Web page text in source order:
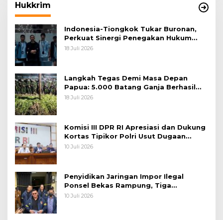
Hukkrim
Indonesia-Tiongkok Tukar Buronan,
Perkuat Sinergi Penegakan Hukum
Lintas Negara
18 Juli 2026
Langkah Tegas Demi Masa Depan
Papua: 5.000 Batang Ganja Berhasil
Diungkap Koops TNI Habema
18 Juli 2026
Komisi III DPR RI Apresiasi dan Dukung
Kortas Tipikor Polri Usut Dugaan
Korupsi Batu Bara
10 Juli 2026
Penyidikan Jaringan Impor Ilegal
Ponsel Bekas Rampung, Tiga
Tersangka Sudah P-21 dan Satu Buron
10 Juli 2026